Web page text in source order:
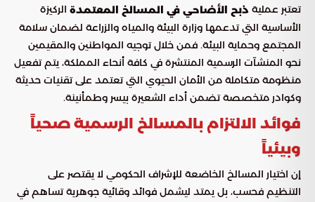
تعتبر عملية ذبح الأضاحي في المسالخ المعتمدة الركيزة
الأساسية التي تدعمها وزارة البيئة والمياه والزراعة لضمان سلامة
المجتمع وحماية البيئة. فمن خلال توجيه المواطنين والمقيمين
نحو المنشآت الرسمية المنتشرة في كافة أنحاء المملكة، يتم تفعيل
منظومة متكاملة من الأمان الحيوي التي تعتمد على تقنيات حديثة
وكوادر متخصصة تضمن أداء الشعيرة بيسر وطمأنينة.
فوائد الالتزام بالمسالخ الرسمية صحياً
وبيئياً
إن اختيار المسالخ الخاضعة للإشراف الحكومي لا يقتصر على
التنظيم فحسب، بل يمتد ليشمل فوائد وقائية جوهرية تساهم في